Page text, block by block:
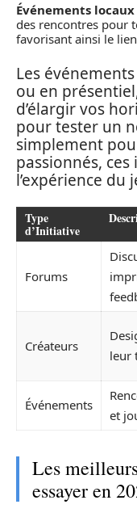
Événements locaux
des rencontres pour
favorisant ainsi le
Les
ou en
d’élargir vos
pour tester un
simplement
passionnés,
l’expérience du
Type
d’Initiative
Forums
Créateurs
leur
Événements
et
Les
essayer en